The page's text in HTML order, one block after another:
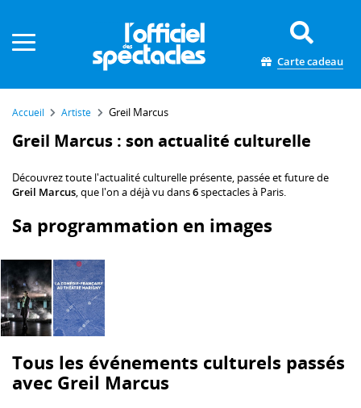
Carte cadeau
Accueil Artiste Greil Marcus
Greil Marcus : son actualité culturelle
Découvrez toute l'actualité culturelle présente, passée et future de
Greil Marcus, que l'on a déjà vu dans6spectacles à Paris.
Sa programmation en images
Tous les événements culturels passés
avec Greil Marcus